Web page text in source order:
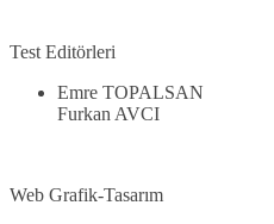
Test Editörleri
Emre TOPALSAN
Furkan AVCI
Web Grafik-Tasarım